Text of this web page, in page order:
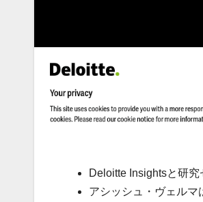
Deloitte Insightsと研
アシッシュ・ヴェル